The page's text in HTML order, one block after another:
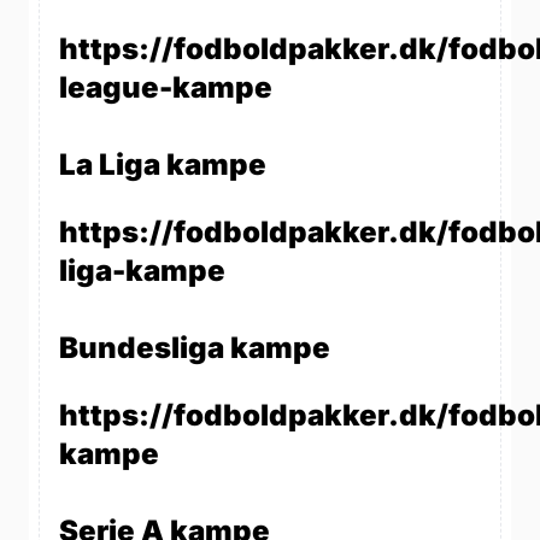
https://fodboldpakker.dk/
league-kampe
La Liga kampe
https://fodboldpakker.dk/
liga-kampe
Bundesliga kampe
https://fodboldpakker.dk/
kampe
Serie A kampe